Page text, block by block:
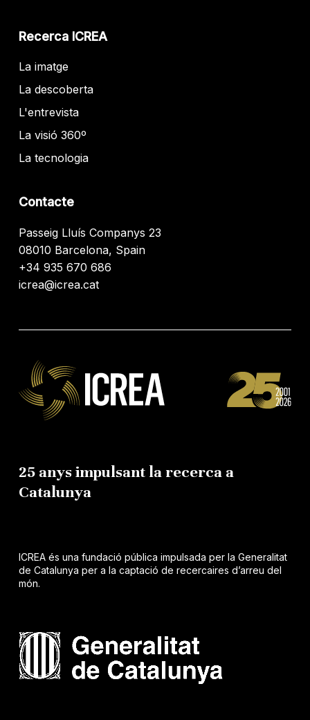
Recerca ICREA
La imatge
La descoberta
L'entrevista
La visió 360º
La tecnologia
Contacte
Passeig Lluís Companys 23
08010 Barcelona, Spain
+34 935 670 686
icrea@icrea.cat
25 anys impulsant la recerca a
Catalunya
ICREA és una fundació pública impulsada per la Generalitat
de Catalunya per a la captació de recercaires d’arreu del
món.